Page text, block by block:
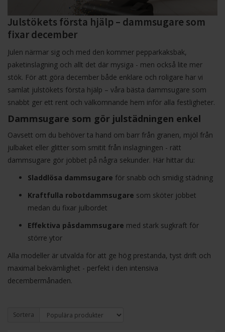
Julstökets första hjälp – dammsugare som
fixar december
Julen närmar sig och med den kommer pepparkaksbak,
paketinslagning och allt det där mysiga - men också lite mer
stök. För att göra december både enklare och roligare har vi
samlat julstökets första hjälp – våra bästa dammsugare som
snabbt ger ett rent och välkomnande hem inför alla festligheter.
Dammsugare som gör julstädningen enkel
Oavsett om du behöver ta hand om barr från granen, mjöl från
julbaket eller glitter som smitit från inslagningen - rätt
dammsugare gör jobbet på några sekunder. Här hittar du:
Sladdlösa dammsugare för snabb och smidig städning
Kraftfulla robotdammsugare som sköter jobbet
medan du fixar julbordet
Effektiva påsdammsugare med stark sugkraft för
större ytor
Alla modeller är utvalda för att ge hög prestanda, tyst drift och
maximal bekvämlighet - perfekt i den intensiva
decembermånaden.
Sortera